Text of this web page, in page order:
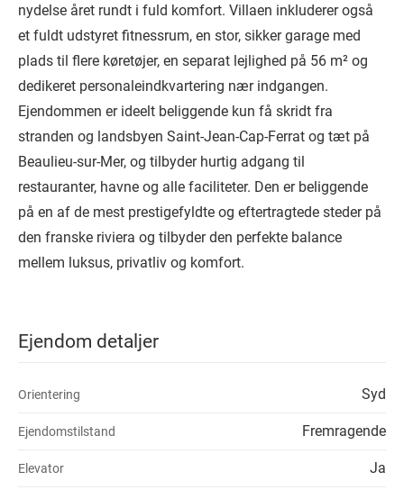
nydelse året rundt i fuld komfort. Villaen inkluderer også
et fuldt udstyret fitnessrum, en stor, sikker garage med
plads til flere køretøjer, en separat lejlighed på 56 m² og
dedikeret personaleindkvartering nær indgangen.
Ejendommen er ideelt beliggende kun få skridt fra
stranden og landsbyen Saint-Jean-Cap-Ferrat og tæt på
Beaulieu-sur-Mer, og tilbyder hurtig adgang til
restauranter, havne og alle faciliteter. Den er beliggende
på en af de mest prestigefyldte og eftertragtede steder på
den franske riviera og tilbyder den perfekte balance
mellem luksus, privatliv og komfort.
Ejendom detaljer
Orientering Syd
Ejendomstilstand Fremragende
Elevator Ja